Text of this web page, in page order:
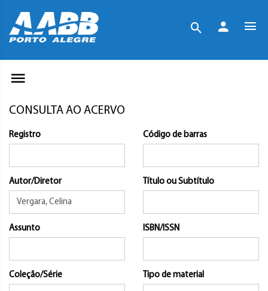
CONSULTA AO ACERVO
Registro Código de barras
Autor/Diretor Título ou Subtítulo
Assunto ISBN/ISSN
Coleção/Série Tipo de material